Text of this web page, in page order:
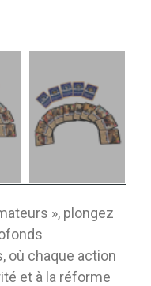
», plongez
où chaque action
et à la réforme